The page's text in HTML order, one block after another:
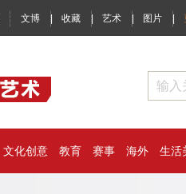
文博 | 收藏 | 艺术 | 图片 |
文化创意 教育 赛事 海外 生活